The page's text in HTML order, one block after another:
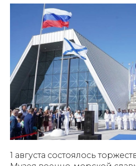
1 августа состоялось